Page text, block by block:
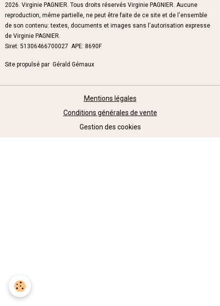
2026. Virginie PAGNIER. Tous droits réservés Virginie PAGNIER. Aucune
reproduction, même partielle, ne peut être faite de ce site et de l'ensemble
de son contenu: textes, documents et images sans l'autorisation expresse
de Virginie PAGNIER.
Siret: 51306466700027 APE: 8690F
Site propulsé par Gérald Gémaux
Mentions légales
Conditions générales de vente
Gestion des cookies